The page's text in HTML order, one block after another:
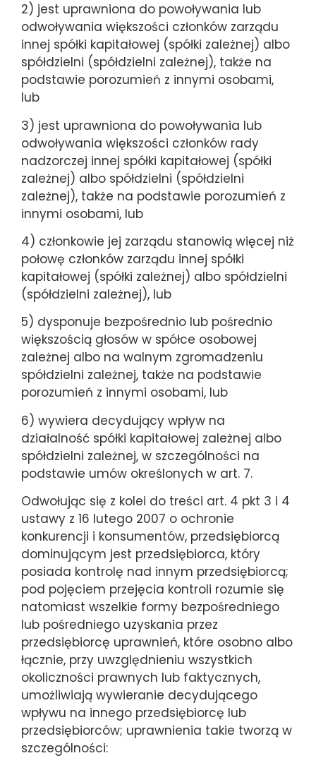
2) jest uprawniona do powoływania lub
odwoływania większości członków zarządu
innej spółki kapitałowej (spółki zależnej) albo
spółdzielni (spółdzielni zależnej), także na
podstawie porozumień z innymi osobami,
lub
3) jest uprawniona do powoływania lub
odwoływania większości członków rady
nadzorczej innej spółki kapitałowej (spółki
zależnej) albo spółdzielni (spółdzielni
zależnej), także na podstawie porozumień z
innymi osobami, lub
4) członkowie jej zarządu stanowią więcej niż
połowę członków zarządu innej spółki
kapitałowej (spółki zależnej) albo spółdzielni
(spółdzielni zależnej), lub
5) dysponuje bezpośrednio lub pośrednio
większością głosów w spółce osobowej
zależnej albo na walnym zgromadzeniu
spółdzielni zależnej, także na podstawie
porozumień z innymi osobami, lub
6) wywiera decydujący wpływ na
działalność spółki kapitałowej zależnej albo
spółdzielni zależnej, w szczególności na
podstawie umów określonych w art. 7.
Odwołując się z kolei do treści art. 4 pkt 3 i 4
ustawy z 16 lutego 2007 o ochronie
konkurencji i konsumentów, przedsiębiorcą
dominującym jest przedsiębiorca, który
posiada kontrolę nad innym przedsiębiorcą;
pod pojęciem przejęcia kontroli rozumie się
natomiast wszelkie formy bezpośredniego
lub pośredniego uzyskania przez
przedsiębiorcę uprawnień, które osobno albo
łącznie, przy uwzględnieniu wszystkich
okoliczności prawnych lub faktycznych,
umożliwiają wywieranie decydującego
wpływu na innego przedsiębiorcę lub
przedsiębiorców; uprawnienia takie tworzą w
szczególności: